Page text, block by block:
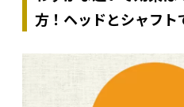
方！ヘッドとシャフト